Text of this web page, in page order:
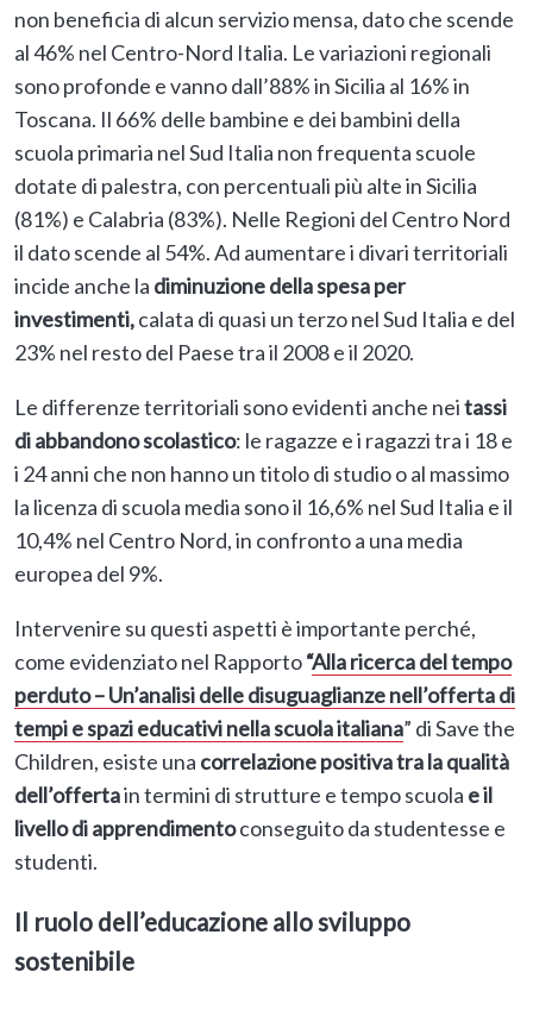
non beneficia di alcun servizio mensa, dato che scende
al 46% nel Centro-Nord Italia. Le variazioni regionali
sono profonde e vanno dall’88% in Sicilia al 16% in
Toscana. Il 66% delle bambine e dei bambini della
scuola primaria nel Sud Italia non frequenta scuole
dotate di palestra, con percentuali più alte in Sicilia
(81%) e Calabria (83%). Nelle Regioni del Centro Nord
il dato scende al 54%. Ad aumentare i divari territoriali
incide anche la diminuzione della spesa per
investimenti,calata di quasi un terzo nel Sud Italia e del
23% nel resto del Paese tra il 2008 e il 2020.
Le differenze territoriali sono evidenti anche neitassi
di abbandono scolastico: le ragazze e i ragazzi tra i 18 e
i 24 anni che non hanno un titolo di studio o al massimo
la licenza di scuola media sono il 16,6% nel Sud Italia e il
10,4% nel Centro Nord, in confronto a una media
europea del 9%.
Intervenire su questi aspetti è importante perché,
come evidenziato nel Rapporto“Alla ricerca del tempo
perduto – Un’analisi delle disuguaglianze nell’offerta di
tempi e spazi educativi nella scuola italiana” di Save the
Children, esiste una correlazione positiva tra la qualità
dell’offertain termini di strutture e tempo scuola eil
livello di apprendimentoconseguito da studentesse e
studenti.
Il ruolo dell’educazione allo sviluppo
sostenibile